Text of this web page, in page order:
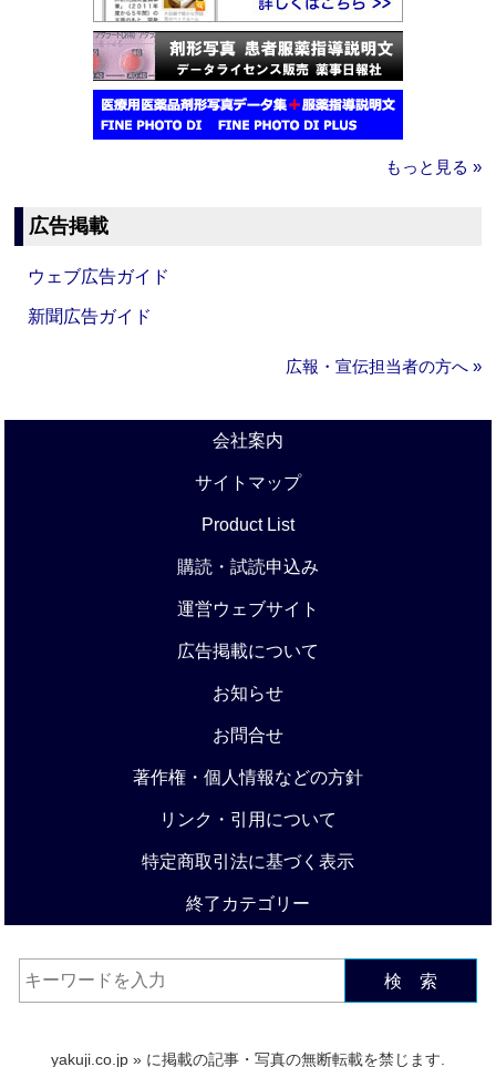
もっと見る »
広告掲載
ウェブ広告ガイド
新聞広告ガイド
広報・宣伝担当者の方へ »
会社案内
サイトマップ
Product List
購読・試読申込み
運営ウェブサイト
広告掲載について
お知らせ
お問合せ
著作権・個人情報などの方針
リンク・引用について
特定商取引法に基づく表示
終了カテゴリー
検 索
yakuji.co.jp » に掲載の記事・写真の無断転載を禁じます.